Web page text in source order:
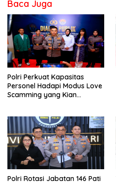
Baca Juga
Polri Perkuat Kapasitas
Personel Hadapi Modus Love
Scamming yang Kian
Polri Rotasi Jabatan 146 Pati